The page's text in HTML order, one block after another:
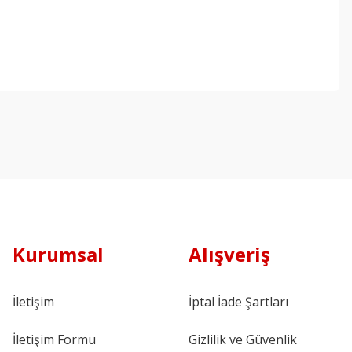
Kurumsal
İletişim
İletişim Formu
Alışveriş
İptal İade Şartları
Gizlilik ve Güvenlik